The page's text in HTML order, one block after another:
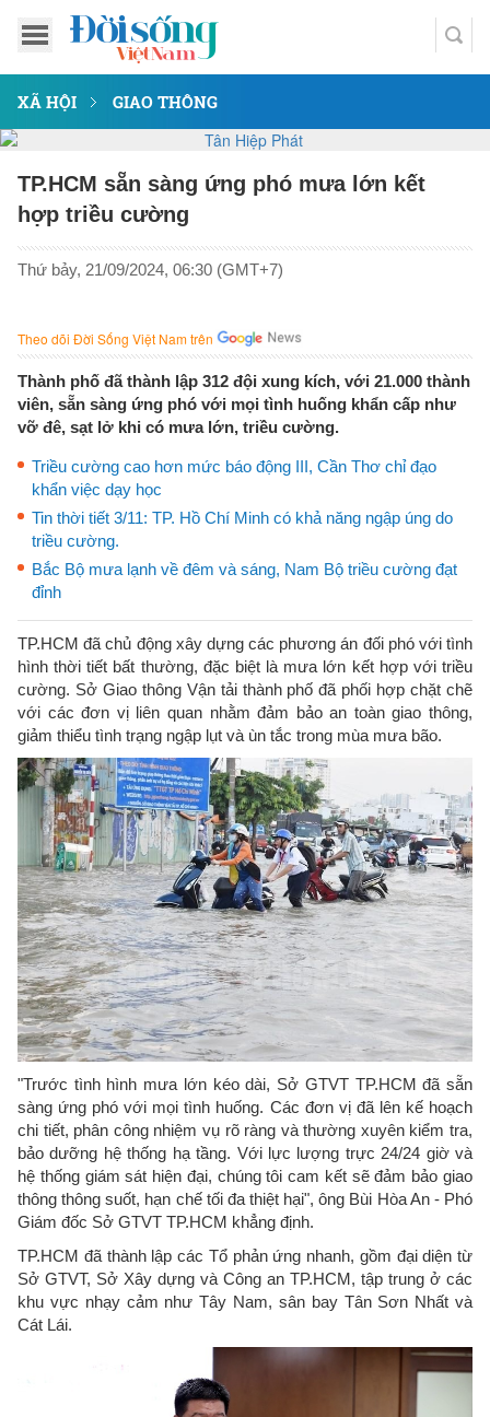
XÃ HỘI GIAO THÔNG
TP.HCM sẵn sàng ứng phó mưa lớn kết
hợp triều cường
Thứ bảy, 21/09/2024, 06:30 (GMT+7)
Theo dõi Đời Sống Việt Nam trên
Thành phố đã thành lập 312 đội xung kích, với 21.000 thành
viên, sẵn sàng ứng phó với mọi tình huống khẩn cấp như
vỡ đê, sạt lở khi có mưa lớn, triều cường.
Triều cường cao hơn mức báo động III, Cần Thơ chỉ đạo
khẩn việc dạy học
Tin thời tiết 3/11: TP. Hồ Chí Minh có khả năng ngập úng do
triều cường.
Bắc Bộ mưa lạnh về đêm và sáng, Nam Bộ triều cường đạt
đỉnh
TP.HCM đã chủ động xây dựng các phương án đối phó với tình
hình thời tiết bất thường, đặc biệt là mưa lớn kết hợp với triều
cường. Sở Giao thông Vận tải thành phố đã phối hợp chặt chẽ
với các đơn vị liên quan nhằm đảm bảo an toàn giao thông,
giảm thiểu tình trạng ngập lụt và ùn tắc trong mùa mưa bão.
"Trước tình hình mưa lớn kéo dài, Sở GTVT TP.HCM đã sẵn
sàng ứng phó với mọi tình huống. Các đơn vị đã lên kế hoạch
chi tiết, phân công nhiệm vụ rõ ràng và thường xuyên kiểm tra,
bảo dưỡng hệ thống hạ tầng. Với lực lượng trực 24/24 giờ và
hệ thống giám sát hiện đại, chúng tôi cam kết sẽ đảm bảo giao
thông thông suốt, hạn chế tối đa thiệt hại", ông Bùi Hòa An - Phó
Giám đốc Sở GTVT TP.HCM khẳng định.
TP.HCM đã thành lập các Tổ phản ứng nhanh, gồm đại diện từ
Sở GTVT, Sở Xây dựng và Công an TP.HCM, tập trung ở các
khu vực nhạy cảm như Tây Nam, sân bay Tân Sơn Nhất và
Cát Lái.